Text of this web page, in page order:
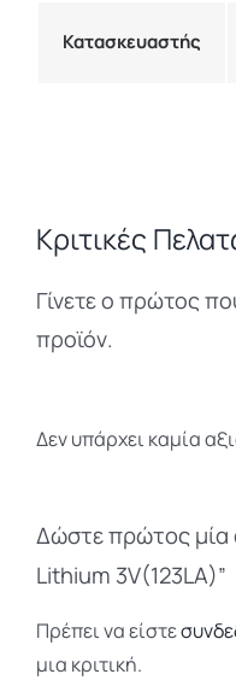
Κατασκευαστής
Κριτικές
Γίνετε ο πρώτος
προϊόν.
Δεν υπάρχει καμία
Δώστε πρώτος μία
Lithium 3V(123LA)”
Πρέπει να είστε
μια κριτική.